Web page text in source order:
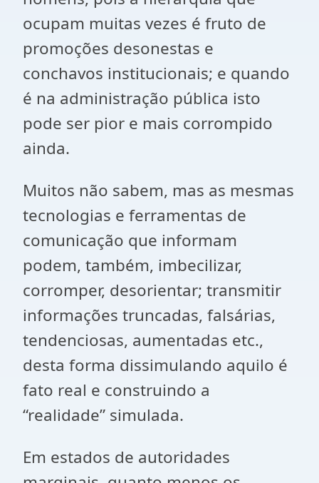
ocupam muitas vezes é fruto de
promoções desonestas e
conchavos institucionais; e quando
é na administração pública isto
pode ser pior e mais corrompido
ainda.
Muitos não sabem, mas as mesmas
tecnologias e ferramentas de
comunicação que informam
podem, também, imbecilizar,
corromper, desorientar; transmitir
informações truncadas, falsárias,
tendenciosas, aumentadas etc.,
desta forma dissimulando aquilo é
fato real e construindo a
“realidade” simulada.
Em estados de autoridades